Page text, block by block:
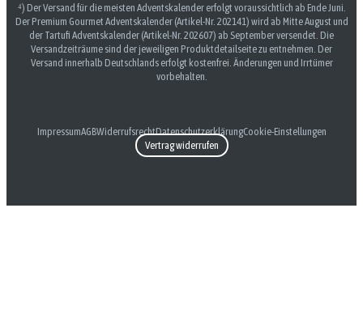
⁴) Der Versand für die meisten Adventskalender erfolgt voraussichtlich ab Ende Juni.
Der Premium Gourmet Adventskalender (Artikel-Nr. 202141) wird ab Mitte August und
der Tartufi Adventskalender (Artikel-Nr. 202607) ab September versendet. Die
Versandzeiträume sind der jeweiligen Produktdetailseite zu entnehmen. Der
Versand innerhalb Deutschlands erfolgt kostenfrei. Änderungen und Irrtümer
vorbehalten.
ImpressumAGBWiderrufsrechtDatenschutzerklärungCookie-Einstellungen
Vertrag widerrufen